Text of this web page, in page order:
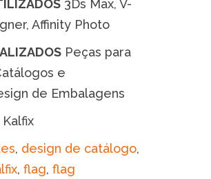
3Ds Max, V-
Affinity Photo
Peças para
e
de Embalagens
, design de catálogo,
, flag, flag